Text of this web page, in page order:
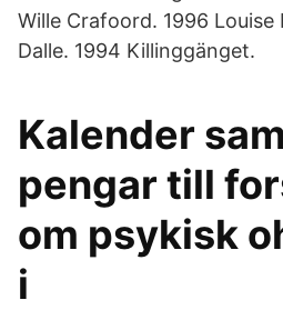
Wille Crafoord. 1996
Dalle. 1994 Killinggänget.
Kalender
pengar till
om psykisk
i